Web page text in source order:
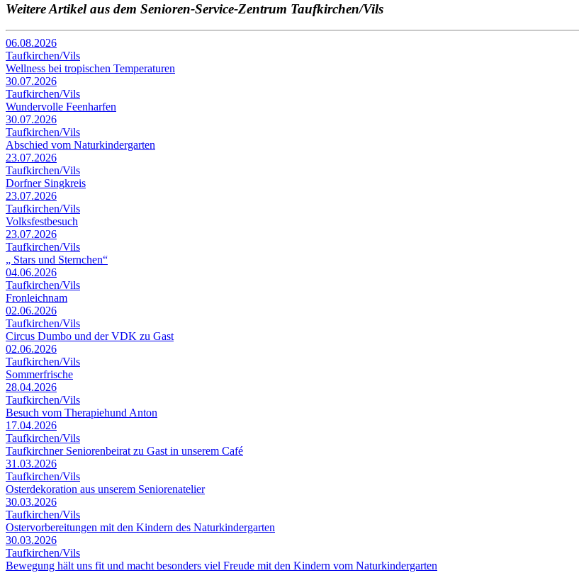
Weitere Artikel aus dem Senioren-Service-Zentrum Taufkirchen/Vils
06.08.2026
Taufkirchen/Vils
Wellness bei tropischen Temperaturen
30.07.2026
Taufkirchen/Vils
Wundervolle Feenharfen
30.07.2026
Taufkirchen/Vils
Abschied vom Naturkindergarten
23.07.2026
Taufkirchen/Vils
Dorfner Singkreis
23.07.2026
Taufkirchen/Vils
Volksfestbesuch
23.07.2026
Taufkirchen/Vils
„ Stars und Sternchen“
04.06.2026
Taufkirchen/Vils
Fronleichnam
02.06.2026
Taufkirchen/Vils
Circus Dumbo und der VDK zu Gast
02.06.2026
Taufkirchen/Vils
Sommerfrische
28.04.2026
Taufkirchen/Vils
Besuch vom Therapiehund Anton
17.04.2026
Taufkirchen/Vils
Taufkirchner Seniorenbeirat zu Gast in unserem Café
31.03.2026
Taufkirchen/Vils
Osterdekoration aus unserem Seniorenatelier
30.03.2026
Taufkirchen/Vils
Ostervorbereitungen mit den Kindern des Naturkindergarten
30.03.2026
Taufkirchen/Vils
Bewegung hält uns fit und macht besonders viel Freude mit den Kindern vom Naturkindergarten